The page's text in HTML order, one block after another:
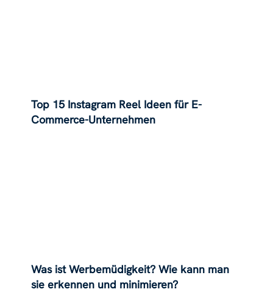
Top 15 Instagram Reel Ideen für E-
Commerce-Unternehmen
Was ist Werbemüdigkeit? Wie kann man
sie erkennen und minimieren?